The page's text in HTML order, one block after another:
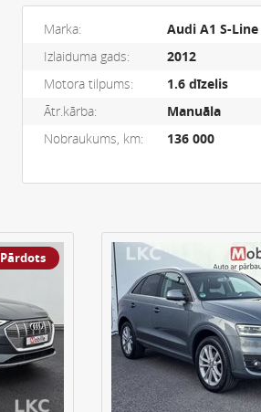
Marka: Audi A1 S-Line
Izlaiduma gads:
2012
Motora tilpums:
1.6 dīzelis
Ātr.kārba:
Manuāla
Nobraukums, km:
136 000
Pārdots